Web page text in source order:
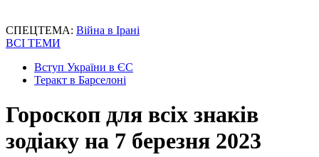
СПЕЦТЕМА: Війна в Ірані
ВСІ ТЕМИ
Вступ України в ЄС
Теракт в Барселоні
Гороскоп для всіх знаків
зодіаку на 7 березня 2023